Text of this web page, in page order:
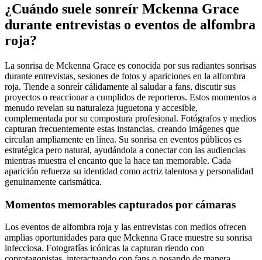
¿Cuándo suele sonreír Mckenna Grace
durante entrevistas o eventos de alfombra
roja?
La sonrisa de Mckenna Grace es conocida por sus radiantes sonrisas
durante entrevistas, sesiones de fotos y apariciones en la alfombra
roja. Tiende a sonreír cálidamente al saludar a fans, discutir sus
proyectos o reaccionar a cumplidos de reporteros. Estos momentos a
menudo revelan su naturaleza juguetona y accesible,
complementada por su compostura profesional. Fotógrafos y medios
capturan frecuentemente estas instancias, creando imágenes que
circulan ampliamente en línea. Su sonrisa en eventos públicos es
estratégica pero natural, ayudándola a conectar con las audiencias
mientras muestra el encanto que la hace tan memorable. Cada
aparición refuerza su identidad como actriz talentosa y personalidad
genuinamente carismática.
Momentos memorables capturados por cámaras
Los eventos de alfombra roja y las entrevistas con medios ofrecen
amplias oportunidades para que Mckenna Grace muestre su sonrisa
infecciosa. Fotografías icónicas la capturan riendo con